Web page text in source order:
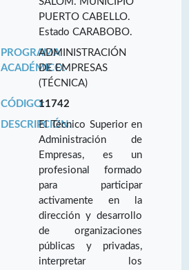
PUERTO CABELLO.
Estado CARABOBO.
PROGRAMA
ACADÉMICO:
ADMINISTRACIÓN
DE EMPRESAS
(TÉCNICA)
CÓDIGO:11742
DESCRIPCIÓN:El Técnico Superior en
Administración de
Empresas, es un
profesional formado
para participar
activamente en la
dirección y desarrollo
de organizaciones
públicas y privadas,
interpretar los